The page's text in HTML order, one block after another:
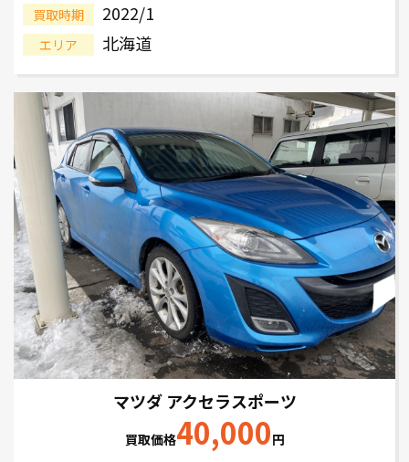
買取時期 2022/1
エリア 北海道
マツダ アクセラスポーツ
買取価格40,000円